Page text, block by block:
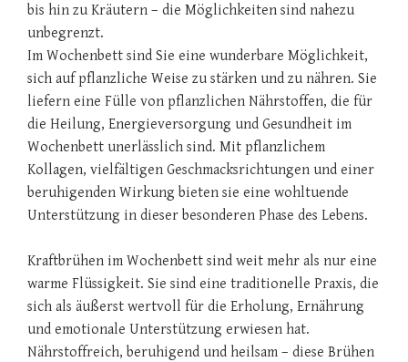
bis hin zu Kräutern – die Möglichkeiten sind nahezu
unbegrenzt.
Im Wochenbett sind Sie eine wunderbare Möglichkeit,
sich auf pflanzliche Weise zu stärken und zu nähren. Sie
liefern eine Fülle von pflanzlichen Nährstoffen, die für
die Heilung, Energieversorgung und Gesundheit im
Wochenbett unerlässlich sind. Mit pflanzlichem
Kollagen, vielfältigen Geschmacksrichtungen und einer
beruhigenden Wirkung bieten sie eine wohltuende
Unterstützung in dieser besonderen Phase des Lebens.
Kraftbrühen im Wochenbett sind weit mehr als nur eine
warme Flüssigkeit. Sie sind eine traditionelle Praxis, die
sich als äußerst wertvoll für die Erholung, Ernährung
und emotionale Unterstützung erwiesen hat.
Nährstoffreich, beruhigend und heilsam – diese Brühen